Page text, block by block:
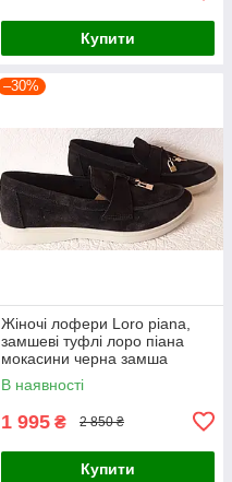
Купити
–30%
Жіночі лофери Loro piana,
замшеві туфлі лоро піана
мокасини черна замша
В наявності
1 995 ₴ 2 850 ₴
Купити